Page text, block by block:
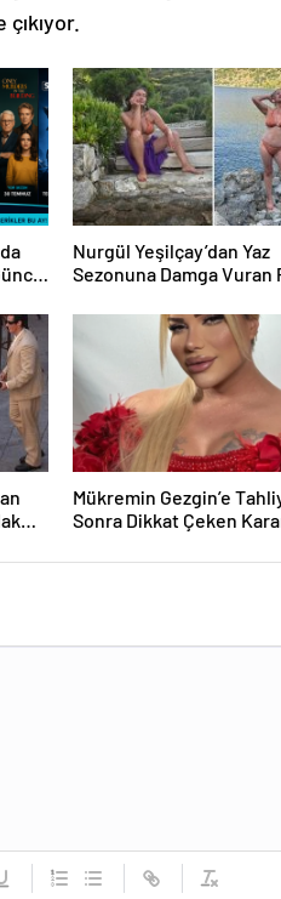
Nurgül Yeşilçay’dan Yaz
Sezonuna Damga Vuran
Mükremin Gezgin’e
Sonra Dikkat Çeken